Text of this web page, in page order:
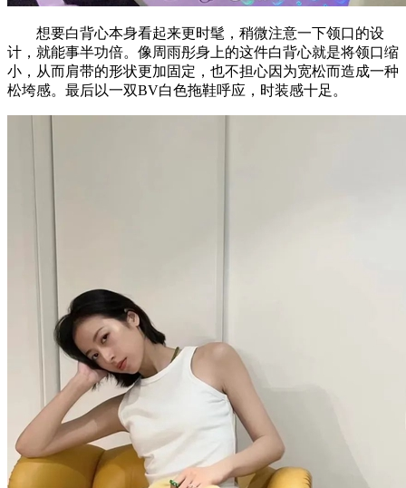
想要白背心本身看起来更时髦，稍微注意一下领口的设
计，就能事半功倍。像周雨彤身上的这件白背心就是将领口缩
小，从而肩带的形状更加固定，也不担心因为宽松而造成一种
松垮感。最后以一双BV白色拖鞋呼应，时装感十足。